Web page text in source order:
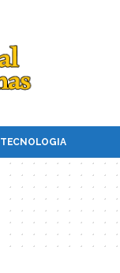
TECNOLOGIA